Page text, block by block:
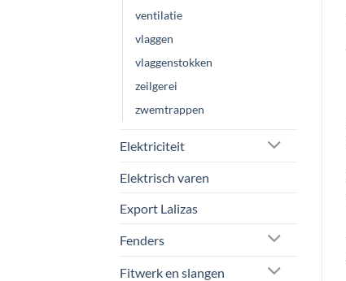
ventilatie
vlaggen
vlaggenstokken
zeilgerei
zwemtrappen
Elektriciteit
Elektrisch varen
Export Lalizas
Fenders
Fitwerk en slangen